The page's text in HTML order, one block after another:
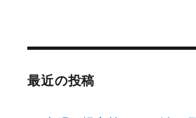
最近の投稿